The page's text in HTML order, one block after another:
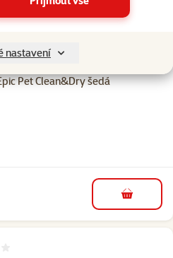
nastavení
do košíku
Pet Clean&Dry šedá
do košíku